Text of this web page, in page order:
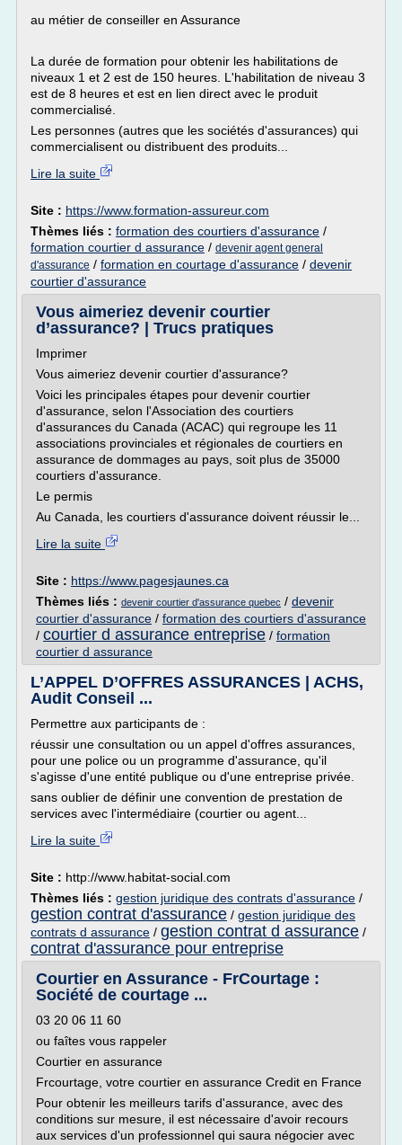
au métier de conseiller en Assurance
La durée de formation pour obtenir les habilitations de
niveaux 1 et 2 est de 150 heures. L'habilitation de niveau 3
est de 8 heures et est en lien direct avec le produit
commercialisé.
Les personnes (autres que les sociétés d'assurances) qui
commercialisent ou distribuent des produits...
Lire la suite
Site : https://www.formation-assureur.com
Thèmes liés : formation des courtiers d'assurance /
formation courtier d assurance / devenir agent general
d'assurance / formation en courtage d'assurance / devenir
courtier d'assurance
Vous aimeriez devenir courtier
d’assurance? | Trucs pratiques
Imprimer
Vous aimeriez devenir courtier d'assurance?
Voici les principales étapes pour devenir courtier
d'assurance, selon l'Association des courtiers
d'assurances du Canada (ACAC) qui regroupe les 11
associations provinciales et régionales de courtiers en
assurance de dommages au pays, soit plus de 35000
courtiers d'assurance.
Le permis
Au Canada, les courtiers d'assurance doivent réussir le...
Lire la suite
Site : https://www.pagesjaunes.ca
Thèmes liés : devenir courtier d'assurance quebec / devenir
courtier d'assurance / formation des courtiers d'assurance
/ courtier d assurance entreprise / formation
courtier d assurance
L’APPEL D’OFFRES ASSURANCES | ACHS,
Audit Conseil ...
Permettre aux participants de :
réussir une consultation ou un appel d'offres assurances,
pour une police ou un programme d'assurance, qu'il
s'agisse d'une entité publique ou d'une entreprise privée.
sans oublier de définir une convention de prestation de
services avec l'intermédiaire (courtier ou agent...
Lire la suite
Site : http://www.habitat-social.com
Thèmes liés : gestion juridique des contrats d'assurance /
gestion contrat d'assurance / gestion juridique des
contrats d assurance / gestion contrat d assurance /
contrat d'assurance pour entreprise
Courtier en Assurance - FrCourtage :
Société de courtage ...
03 20 06 11 60
ou faîtes vous rappeler
Courtier en assurance
Frcourtage, votre courtier en assurance Credit en France
Pour obtenir les meilleurs tarifs d'assurance, avec des
conditions sur mesure, il est nécessaire d'avoir recours
aux services d'un professionnel qui saura négocier avec